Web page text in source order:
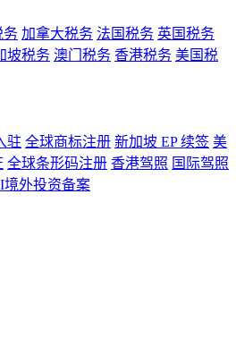
务 加拿大税务 法国税务 英国税务
坡税务 澳门税务 香港税务 美国税
驻 全球商标注册 新加坡 EP 续签 美
全球条形码注册 香港驾照 国际驾照
境外投资备案